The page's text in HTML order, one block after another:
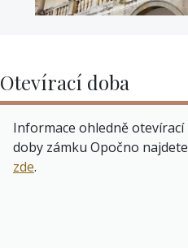
Otevírací doba
Informace ohledně otevírací
doby zámku Opočno najdete
zde.